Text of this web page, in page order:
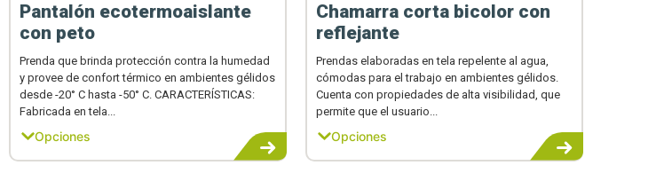
Pantalón ecotermoaislante
con peto
Prenda que brinda protección contra la humedad
y provee de confort térmico en ambientes gélidos
desde -20° C hasta -50° C. CARACTERÍSTICAS:
Fabricada en tela...
Opciones
Chamarra corta bicolor con
reflejante
Prendas elaboradas en tela repelente al agua,
cómodas para el trabajo en ambientes gélidos.
Cuenta con propiedades de alta visibilidad, que
permite que el usuario...
Opciones